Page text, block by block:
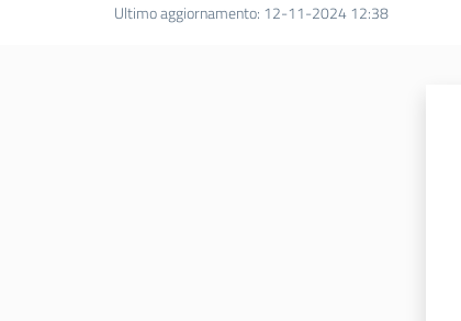
Ultimo aggiornamento: 12-11-2024 12:38